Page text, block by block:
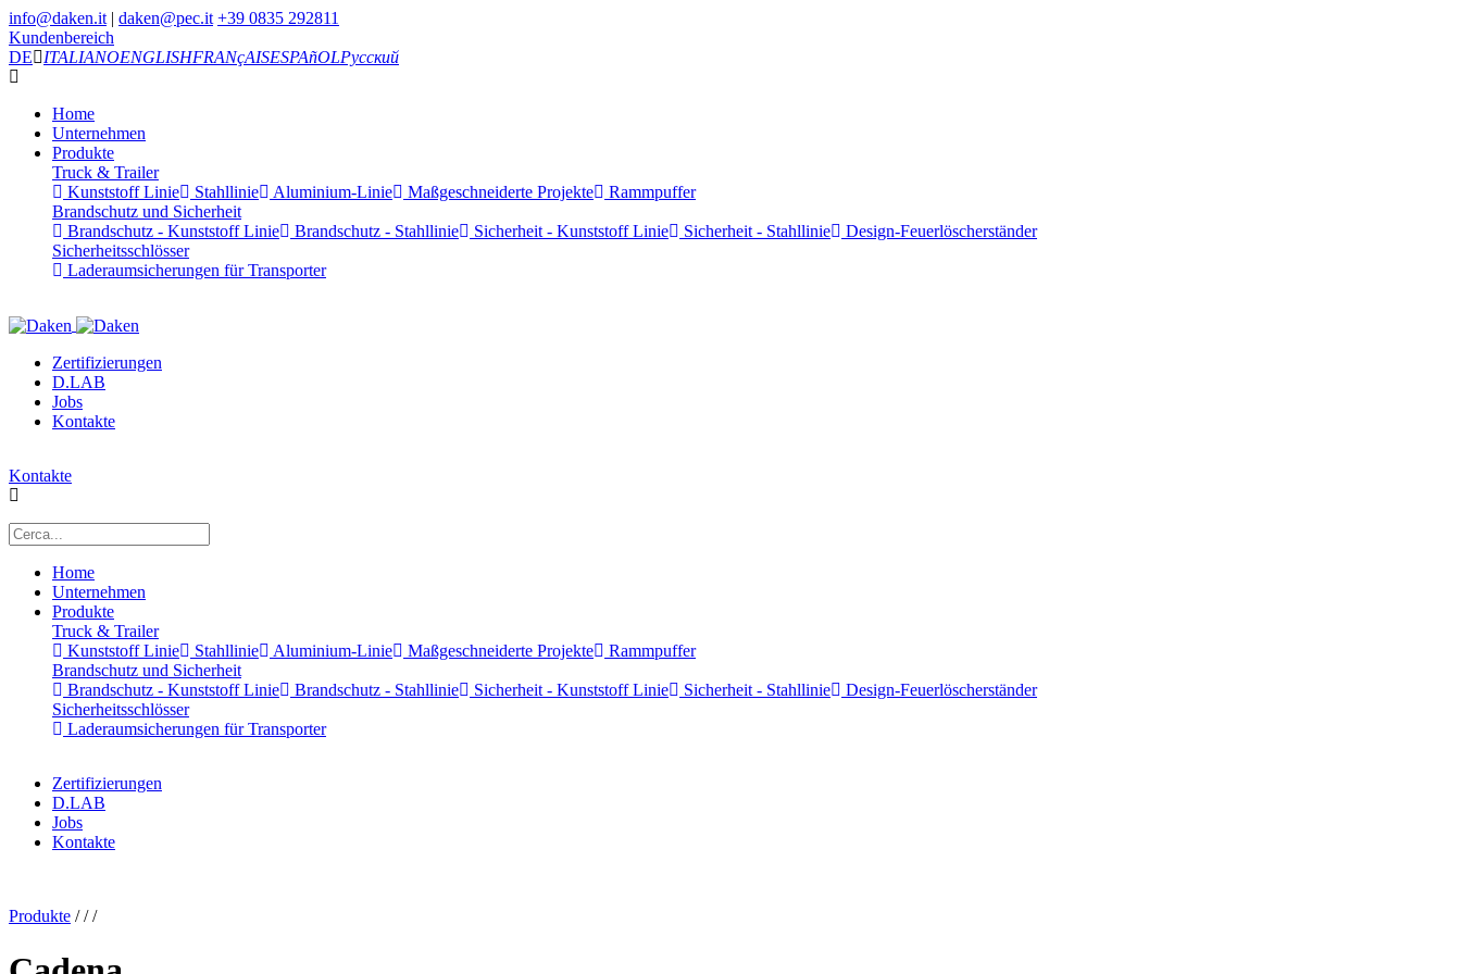
info@daken.it | daken@pec.it +39 0835 292811
Kundenbereich
DE
ITALIANOENGLISHFRANçAISESPAñOLРусский
Home
Unternehmen
Produkte
Truck & Trailer
Kunststoff Linie
Stahllinie Aluminium-Linie Maßgeschneiderte Projekte
Rammpuffer
Brandschutz und Sicherheit
Brandschutz - Kunststoff Linie
Brandschutz - Stahllinie Sicherheit - Kunststoff Linie Sicherheit - Stahllinie
Design-Feuerlöscherständer
Sicherheitsschlösser
Laderaumsicherungen für Transporter
Zertifizierungen
D.LAB
Jobs
Kontakte
Kontakte
Home
Unternehmen
Produkte
Truck & Trailer
Kunststoff Linie
Stahllinie Aluminium-Linie Maßgeschneiderte Projekte
Rammpuffer
Brandschutz und Sicherheit
Brandschutz - Kunststoff Linie
Brandschutz - Stahllinie Sicherheit - Kunststoff Linie Sicherheit - Stahllinie
Design-Feuerlöscherständer
Sicherheitsschlösser
Laderaumsicherungen für Transporter
Zertifizierungen
D.LAB
Jobs
Kontakte
Produkte ///